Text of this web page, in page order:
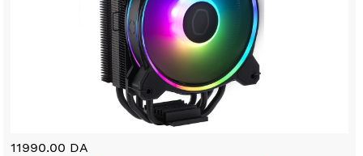
11990.00 DA